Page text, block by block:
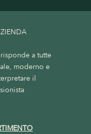
a tutte
moderno e
il